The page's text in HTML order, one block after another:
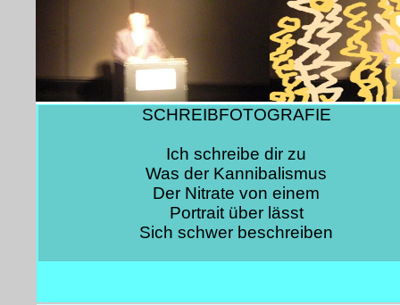
SCHREIBFOTOGRAFIE
Ich schreibe dir zu
Was der Kannibalismus
Der Nitrate von einem
Portrait über lässt
Sich schwer beschreiben